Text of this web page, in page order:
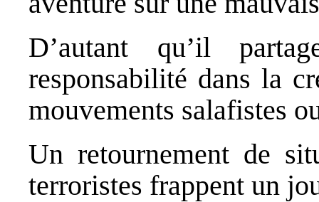
D’autant qu’il
responsabilité dans la
mouvements salafistes
Un retournement de
terroristes frappent un